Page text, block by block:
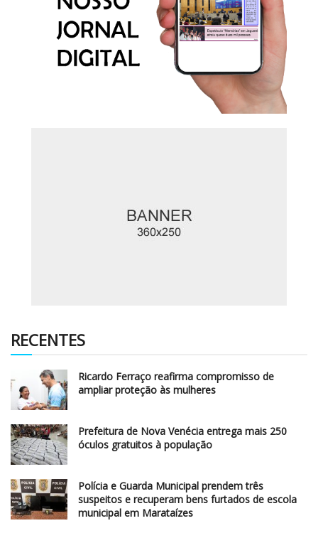
RECENTES
Ricardo Ferraço reafirma compromisso de
ampliar proteção às mulheres
Prefeitura de Nova Venécia entrega mais 250
óculos gratuitos à população
Polícia e Guarda Municipal prendem três
suspeitos e recuperam bens furtados de escola
municipal em Marataízes